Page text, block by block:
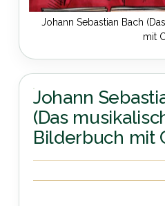
Johann Sebastian Bach
mit
Zum
Anfang
der
Bildergalerie
springen
Johann
(Das
Bilderbuch mit